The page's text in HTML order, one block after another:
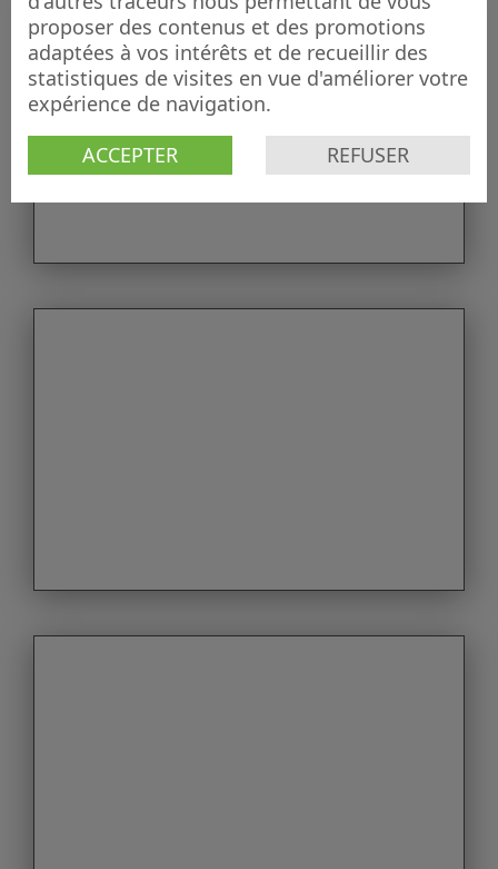
proposer des contenus et des promotions
adaptées à vos intérêts et de recueillir des
statistiques de visites en vue d'améliorer votre
expérience de navigation.
ACCEPTER
REFUSER